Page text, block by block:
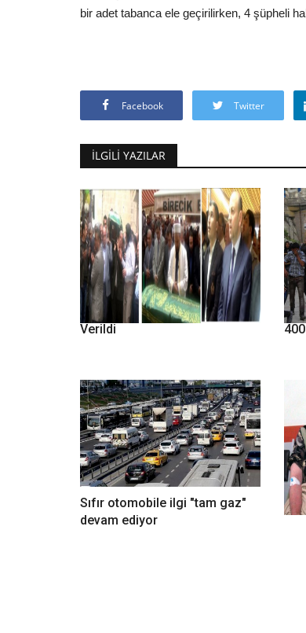
bir adet tabanca ele geçirilirken, 4 şüpheli
Facebook Twitter
İLGILI YAZILAR
Yurdagül Mirkelam Toprağa
Verildi
Sıfır otomobile ilgi "tam gaz"
devam ediyor